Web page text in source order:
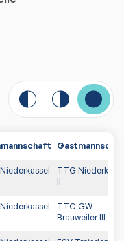
TTG
II
TTC GW
Brauweiler III